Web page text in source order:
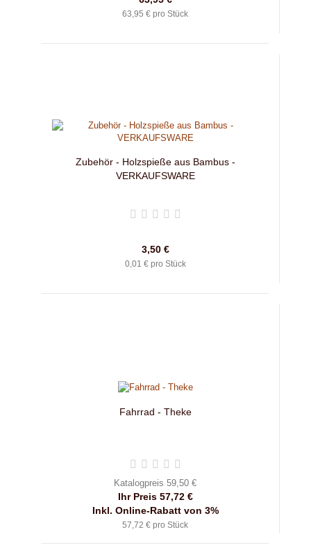
63,95 € pro Stück
Zubehör - Holzspieße aus Bambus -
VERKAUFSWARE
3,50 €
0,01 € pro Stück
Fahrrad - Theke
Katalogpreis 59,50 €
Ihr Preis 57,72 €
Inkl. Online-Rabatt von 3%
57,72 € pro Stück